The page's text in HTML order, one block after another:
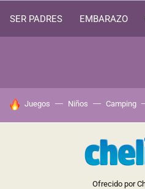
SER PADRES EMBARAZO
HOY SE HABLA DE
Juegos Niños Camping
Ofrecido por